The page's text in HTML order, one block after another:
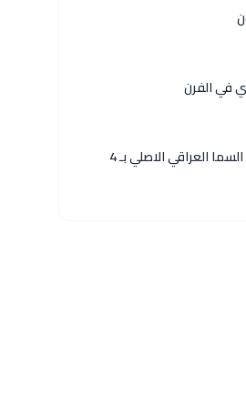
في الفرن
طريقة عمل مَن السما العراقي الاصلي بـ 4